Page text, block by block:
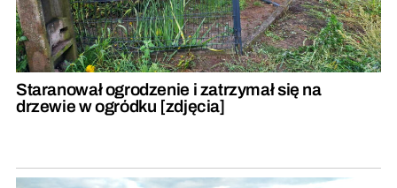
Staranował ogrodzenie i zatrzymał się na
drzewie w ogródku [zdjęcia]